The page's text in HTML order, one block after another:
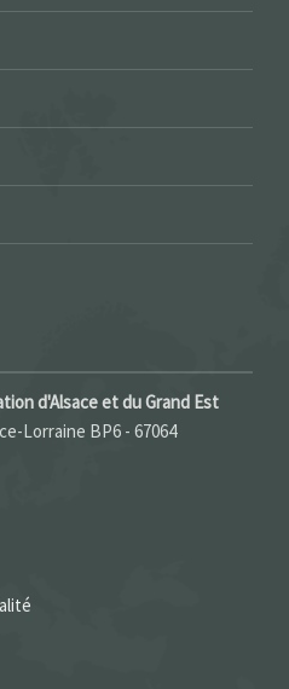
d'Alsace et du Grand Est
Lorraine BP6 - 67064